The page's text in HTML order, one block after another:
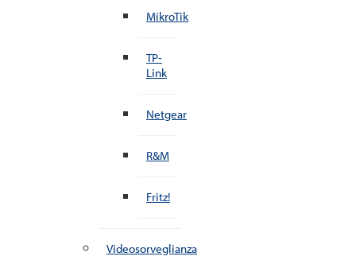
MikroTik
TP-
Link
Netgear
R&M
Fritz!
Videosorveglianza